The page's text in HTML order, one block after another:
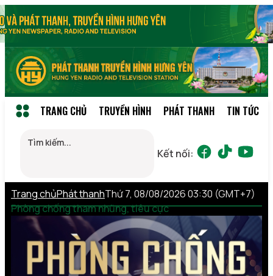
TRANG CHỦ TRUYỀN HÌNH PHÁT THANH TIN TỨC
Kết nối:
Trang chủPhát thanh
Phòng chống tham nhũng, tiêu cực
Thứ 7, 08/08/2026 03:30 (GMT+7)